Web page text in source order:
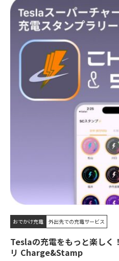
おでかけ充電 外出先での充電サービス
Teslaの充電をもっと楽しく
リ Charge&Stamp